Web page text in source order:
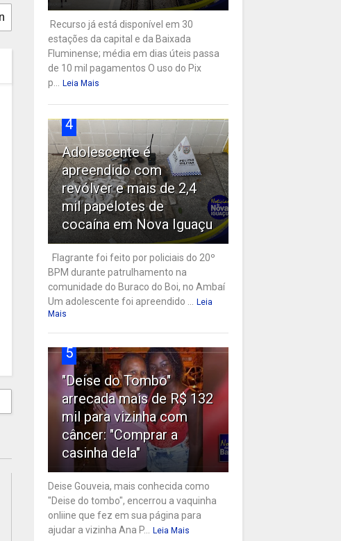
Recurso já está disponível em 30
estações da capital e da Baixada
Fluminense; média em dias úteis passa
de 10 mil pagamentos O uso do Pix
p...
Leia Mais
4
Adolescente é
apreendido com
revólver e mais de 2,4
mil papelotes de
cocaína em Nova Iguaçu
Flagrante foi feito por policiais do 20º
BPM durante patrulhamento na
comunidade do Buraco do Boi, no Ambaí
Um adolescente foi apreendido ...
Leia
Mais
5
"Deise do Tombo"
arrecada mais de R$ 132
mil para vizinha com
câncer: "Comprar a
casinha dela"
Deise Gouveia, mais conhecida como
"Deise do tombo", encerrou a vaquinha
onliine que fez em sua página para
ajudar a vizinha Ana P...
Leia Mais